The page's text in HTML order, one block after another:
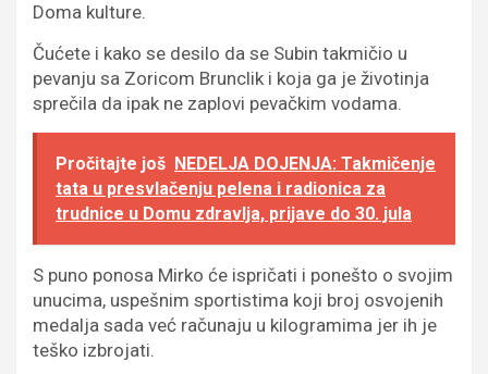
Doma kulture.
Čućete i kako se desilo da se Subin takmičio u
pevanju sa Zoricom Brunclik i koja ga je životinja
sprečila da ipak ne zaplovi pevačkim vodama.
Pročitajte još NEDELJA DOJENJA: Takmičenje
tata u presvlačenju pelena i radionica za
trudnice u Domu zdravlja, prijave do 30. jula
S puno ponosa Mirko će ispričati i ponešto o svojim
unucima, uspešnim sportistima koji broj osvojenih
medalja sada već računaju u kilogramima jer ih je
teško izbrojati.